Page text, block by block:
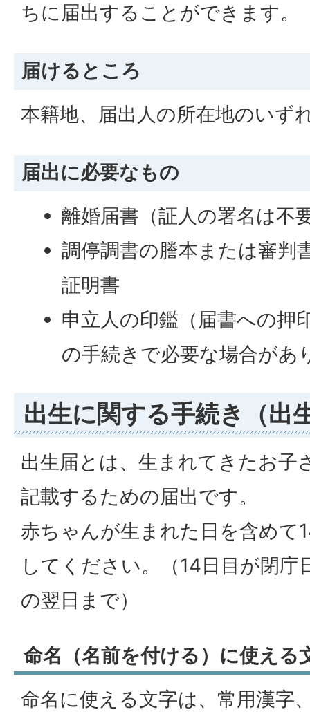
ちに届出することができます。
届けるところ
本籍地、届出人の所在地のいず
届出に必要なもの
離婚届書（証人の署名は不
調停調書の謄本または審判
証明書
申立人の印鑑（届書への押
の手続きで必要な場合があ
出生に関する手続き（出
出生届とは、生まれてきたお子
記載するための届出です。
赤ちゃんが生まれた日を含めて
してください。（14日目が閉
の翌日まで）
命名（名前を付ける）に使える
命名に使える文字は、常用漢字